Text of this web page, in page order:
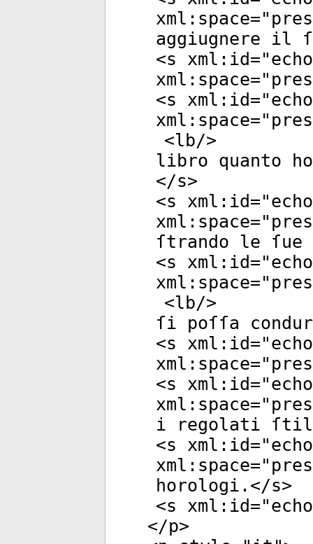
xml:space="
aggiugnere il
<s xml:id="
xml:space="
<s xml:id="
xml:space="
<lb/>
libro quanto
</s>
<s xml:id="
xml:space="
ſtrando le
<s xml:id="
xml:space="
<lb/>
ſi poſſa
<s xml:id="
xml:space="
<s xml:id="
xml:space="
i regolati ſtili
<s xml:id="
xml:space="
horologi.</s>
<s xml:id="
</p>